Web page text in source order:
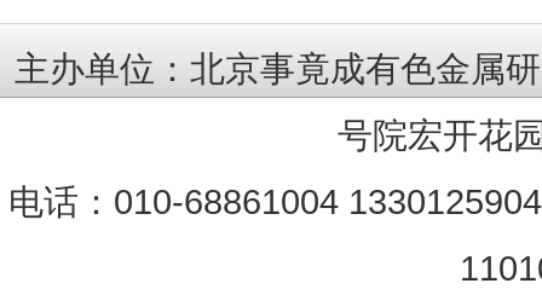
主办单位：北京事竟成有色金属
号院宏开花
电话：010-68861004